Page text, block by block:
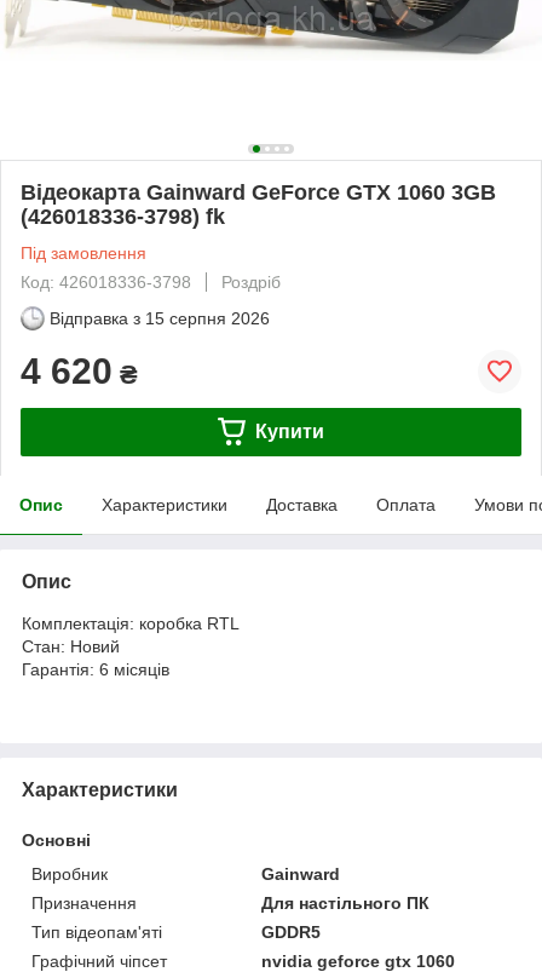
Відеокарта Gainward GeForce GTX 1060 3GB
(426018336-3798) fk
Під замовлення
Код: 426018336-3798
Роздріб
Відправка з 15 серпня 2026
4 620 ₴
Купити
Опис Характеристики Доставка Оплата Умови
Опис
Комплектація: коробка RTL
Стан: Новий
Гарантія: 6 місяців
Характеристики
Основні
Виробник
Gainward
Призначення
Для настільного ПК
Тип відеопам'яті
GDDR5
Графічний чіпсет
nvidia geforce gtx 1060